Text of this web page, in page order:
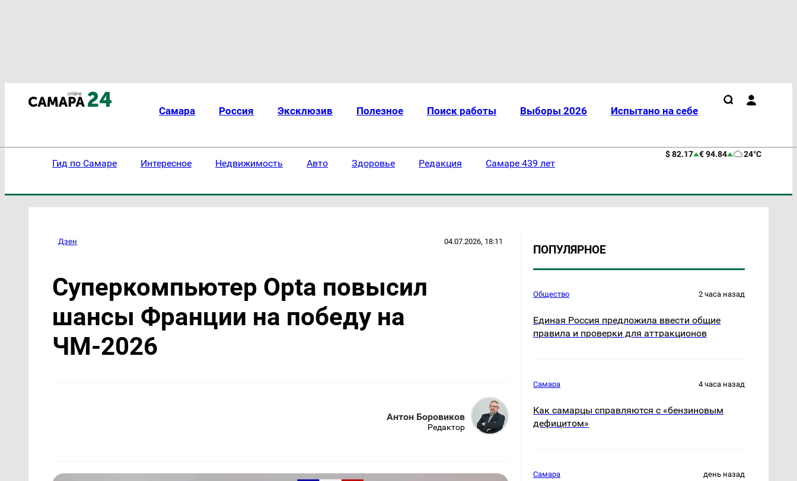
Самара Россия Эксклюзив Полезное Поиск работы Выборы 2026 Испытано на себе
Гид по Самаре Интересное Недвижимость Авто Здоровье Редакция Самаре 439 лет
$ 82.17 € 94.84 24°C
Дзен 04.07.2026, 18:11
Суперкомпьютер Opta повысил
шансы Франции на победу на
ЧМ-2026
Антон Боровиков
Редактор
ПОПУЛЯРНОЕ
Общество 2 часа назад
Единая Россия предложила ввести общие
правила и проверки для аттракционов
Самара 4 часа назад
Как самарцы справляются с «бензиновым
дефицитом»
Самара день назад